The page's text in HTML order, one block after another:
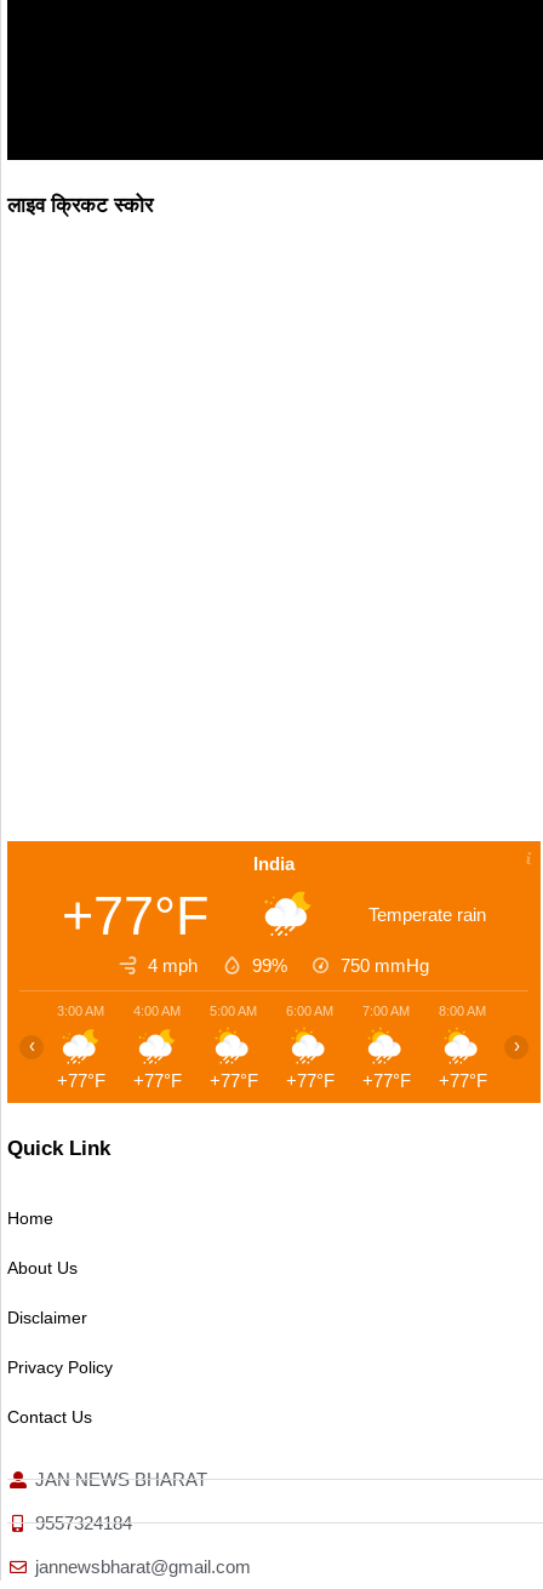
लाइव क्रिकट स्कोर
India
+77°F Temperate rain
4 mph 99% 750 mmHg
3:00 AM
+77°F
4:00 AM
+77°F
5:00 AM
+77°F
6:00 AM
+77°F
7:00 AM
+77°F
8:00 AM
+77°F
‹ ›
Quick Link
Home
About Us
Disclaimer
Privacy Policy
Contact Us
JAN NEWS BHARAT
9557324184
jannewsbharat@gmail.com